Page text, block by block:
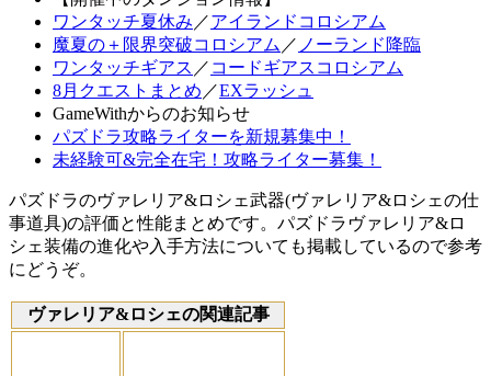
ワンタッチ夏休み ／アイランドコロシアム
魔夏の＋限界突破コロシアム ／ ノーランド降臨
ワンタッチギアス ／ コードギアスコロシアム
8月クエストまとめ ／EXラッシュ
GameWithからのお知らせ
パズドラ攻略ライターを新規募集中！
未経験可&完全在宅！攻略ライター募集！
パズドラのヴァレリア&ロシェ武器(ヴァレリア&ロシェの仕
事道具)の評価と性能まとめです。パズドラヴァレリア&ロ
シェ装備の進化や入手方法についても掲載しているので参考
にどうぞ。
ヴァレリア&ロシェの関連記事